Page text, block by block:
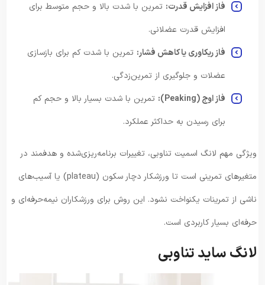
فاز افزایش قدرت: تمرین با شدت بالا و حجم متوسط برای
افزایش قدرت عضلانی.
فاز ریکاوری یا کاهش فشار: تمرین با شدت کم برای بازسازی
عضلات و جلوگیری از تمرین‌زدگی.
فاز اوج (Peaking):
تمرین با شدت بسیار بالا و حجم کم
برای رسیدن به حداکثر عملکرد.
ویژگی مهم لانگ اسمیت تناوبی، تغییرات برنامه‌ریزی‌شده و هدفمند در
متغیرهای تمرینی است تا ورزشکار دچار سکون (plateau) یا آسیب‌های
ناشی از تمرینات یکنواخت نشود. این روش برای ورزشکاران نیمه‌حرفه‌ای و
حرفه‌ای بسیار کاربردی است.
لانگ ساید تناوبی